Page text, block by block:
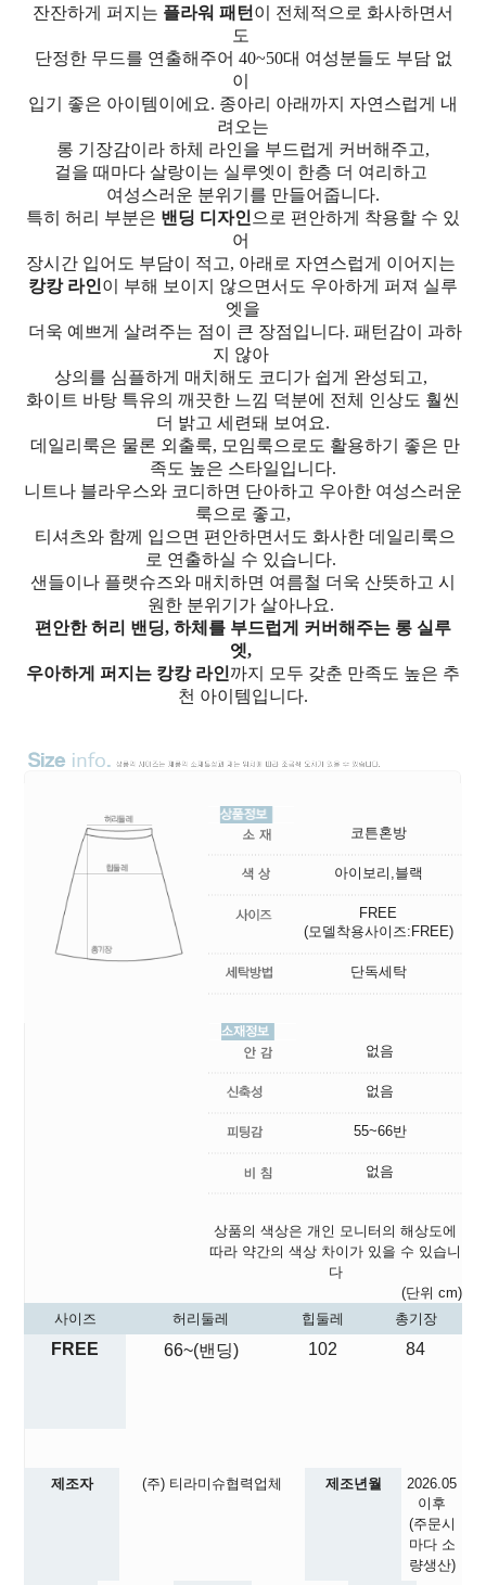
잔잔하게 퍼지는 플라워 패턴 이 전체적으로 화사하면서
도
단정한 무드를 연출해주어 40~50대 여성분들도 부담 없
이
입기 좋은 아이템이에요. 종아리 아래까지 자연스럽게 내
려오는
롱 기장감이라 하체 라인을 부드럽게 커버해주고,
걸을 때마다 살랑이는 실루엣이 한층 더 여리하고
여성스러운 분위기를 만들어줍니다.
특히 허리 부분은 밴딩 디자인 으로 편안하게 착용할 수 있
어
장시간 입어도 부담이 적고, 아래로 자연스럽게 이어지는
캉캉 라인이 부해 보이지 않으면서도 우아하게 퍼져 실루
엣을
더욱 예쁘게 살려주는 점이 큰 장점입니다. 패턴감이 과하
지 않아
상의를 심플하게 매치해도 코디가 쉽게 완성되고,
화이트 바탕 특유의 깨끗한 느낌 덕분에 전체 인상도 훨씬
더 밝고 세련돼 보여요.
데일리룩은 물론 외출룩, 모임룩으로도 활용하기 좋은 만
족도 높은 스타일입니다.
니트나 블라우스와 코디하면 단아하고 우아한 여성스러운
룩으로 좋고,
티셔츠와 함께 입으면 편안하면서도 화사한 데일리룩으
로 연출하실 수 있습니다.
샌들이나 플랫슈즈와 매치하면 여름철 더욱 산뜻하고 시
원한 분위기가 살아나요.
편안한 허리 밴딩, 하체를 부드럽게 커버해주는 롱 실루
엣,
우아하게 퍼지는 캉캉 라인까지 모두 갖춘 만족도 높은 추
천 아이템입니다.
코튼혼방
아이보리,블랙
FREE
(모델착용사이즈:FREE)
단독세탁
없음
없음
55~66반
없음
상품의 색상은 개인 모니터의 해상도에
따라 약간의 색상 차이가 있을 수 있습니
다
(단위 cm)
사이즈
허리둘레 힙둘레 총기장
FREE 66~(밴딩) 102 84
제조자 (주) 티라미슈협력업체 제조년월
2026.05
이후
(주문시
마다 소
량생산)